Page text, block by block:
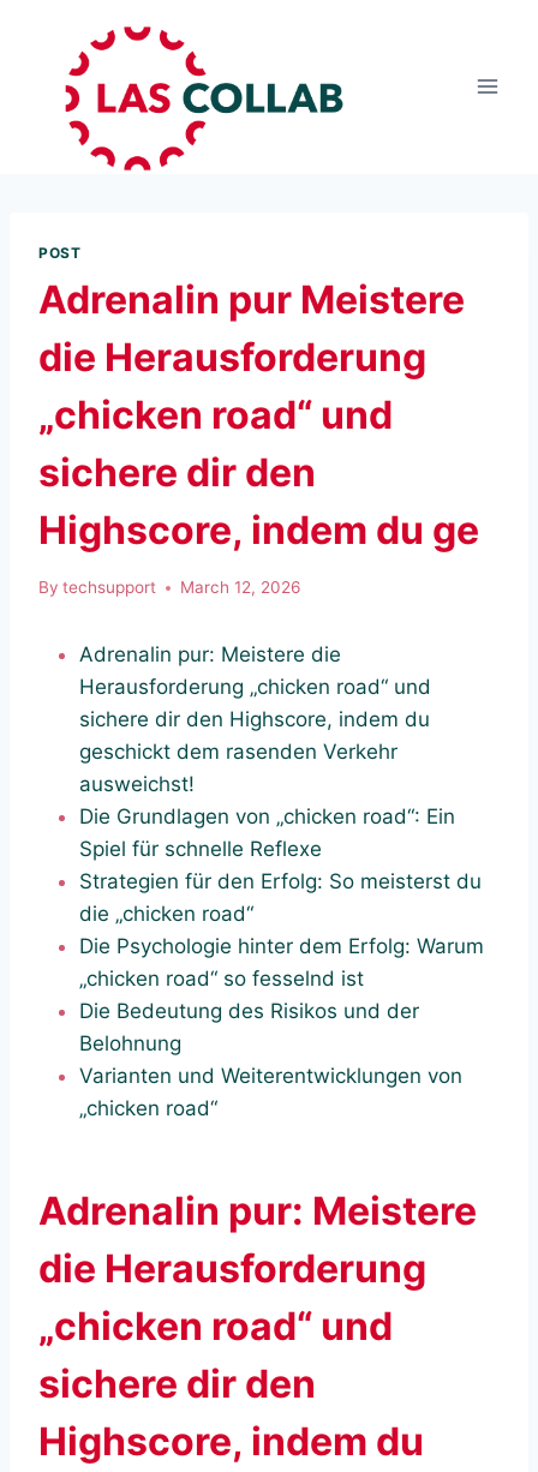
POST
Adrenalin pur Meistere
die Herausforderung
„chicken road“ und
sichere dir den
Highscore, indem du ge
By techsupport March 12, 2026
Adrenalin pur: Meistere die
Herausforderung „chicken road“ und
sichere dir den Highscore, indem du
geschickt dem rasenden Verkehr
ausweichst!
Die Grundlagen von „chicken road“: Ein
Spiel für schnelle Reflexe
Strategien für den Erfolg: So meisterst du
die „chicken road“
Die Psychologie hinter dem Erfolg: Warum
„chicken road“ so fesselnd ist
Die Bedeutung des Risikos und der
Belohnung
Varianten und Weiterentwicklungen von
„chicken road“
Adrenalin pur: Meistere
die Herausforderung
„chicken road“ und
sichere dir den
Highscore, indem du